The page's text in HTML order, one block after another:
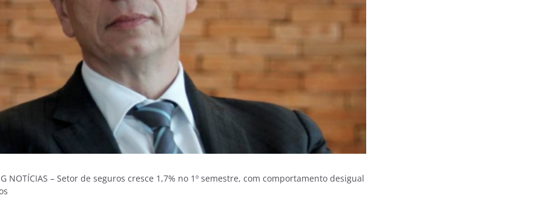
NOTÍCIAS – Setor de seguros cresce 1,7% no 1º semestre, com comportamento desigual